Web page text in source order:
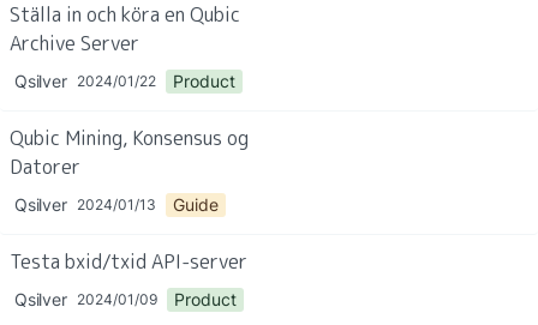
Ställa in och köra en Qubic
Archive Server
Qsilver 2024/01/22 Product
Qubic Mining, Konsensus og
Datorer
Qsilver 2024/01/13 Guide
Testa bxid/txid API-server
Qsilver 2024/01/09 Product